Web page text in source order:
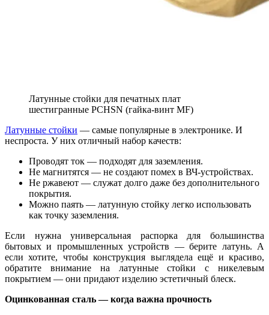
Латунные стойки для печатных плат
шестигранные PCHSN (гайка-винт MF)
Латунные стойки — самые популярные в электронике. И
неспроста. У них отличный набор качеств:
Проводят ток — подходят для заземления.
Не магнитятся — не создают помех в ВЧ-устройствах.
Не ржавеют — служат долго даже без дополнительного
покрытия.
Можно паять — латунную стойку легко использовать
как точку заземления.
Если нужна универсальная распорка для большинства
бытовых и промышленных устройств — берите латунь. А
если хотите, чтобы конструкция выглядела ещё и красиво,
обратите внимание на латунные стойки с никелевым
покрытием — они придают изделию эстетичный блеск.
Оцинкованная сталь — когда важна прочность